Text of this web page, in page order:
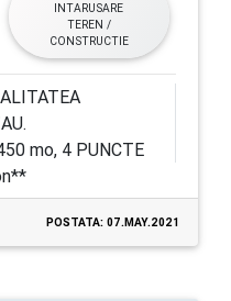
INTARUSARE
TEREN /
CONSTRUCTIE
mo, 4 PUNCTE
POSTATA: 07.MAY.2021